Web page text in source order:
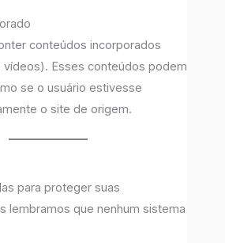
conteúdos incorporados
vídeos). Esses conteúdos podem
se o usuário estivesse
o site de origem.
para proteger suas
lembramos que nenhum sistema